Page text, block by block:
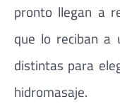
pronto llegan a
que lo reciban a
distintas para
hidromasaje.